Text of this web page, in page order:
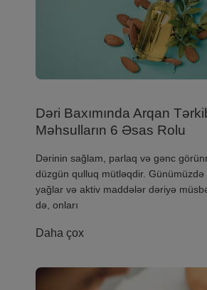
Dəri Baxımında Arqan
Məhsulların 6 Əsas Rolu
​Dərinin sağlam, parlaq və gənc
düzgün qulluq mütləqdir. Günümüzdə
yağlar və aktiv maddələr dəriyə
də, onları
Daha çox